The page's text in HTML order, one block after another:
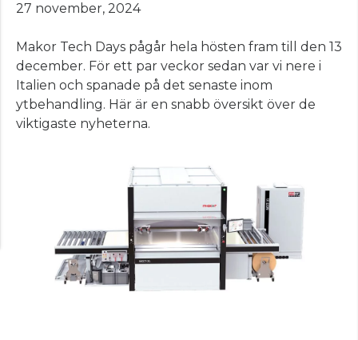
27 november, 2024
Makor Tech Days pågår hela hösten fram till den 13
december. För ett par veckor sedan var vi nere i
Italien och spanade på det senaste inom
ytbehandling. Här är en snabb översikt över de
viktigaste nyheterna.